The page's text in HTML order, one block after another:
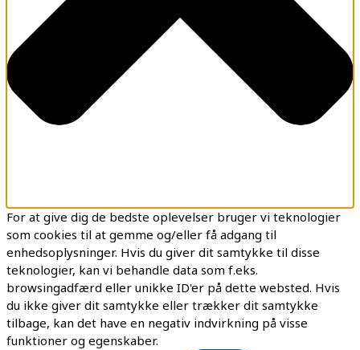
For at give dig de bedste oplevelser bruger vi teknologier
som cookies til at gemme og/eller få adgang til
enhedsoplysninger. Hvis du giver dit samtykke til disse
teknologier, kan vi behandle data som f.eks.
browsingadfærd eller unikke ID'er på dette websted. Hvis
du ikke giver dit samtykke eller trækker dit samtykke
tilbage, kan det have en negativ indvirkning på visse
funktioner og egenskaber.